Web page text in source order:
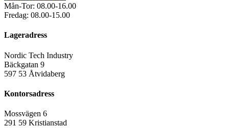
Mån-Tor: 08.00-16.00
Fredag: 08.00-15.00
Lageradress
Nordic Tech Industry
Bäckgatan 9
597 53 Åtvidaberg
Kontorsadress
Mossvägen 6
291 59 Kristianstad